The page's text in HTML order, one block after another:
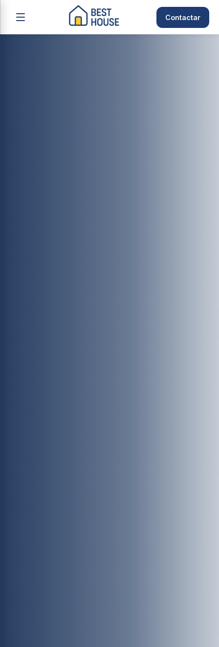
Contactar